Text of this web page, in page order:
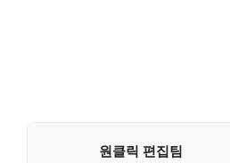
원클릭 편집팀